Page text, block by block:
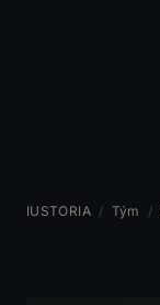
IUSTORIA / Tým /